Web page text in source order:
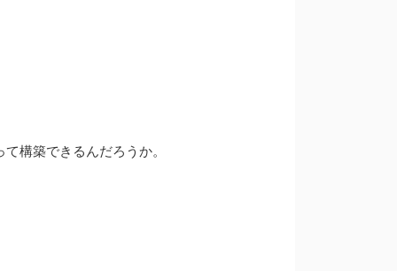
構築できるんだろうか。